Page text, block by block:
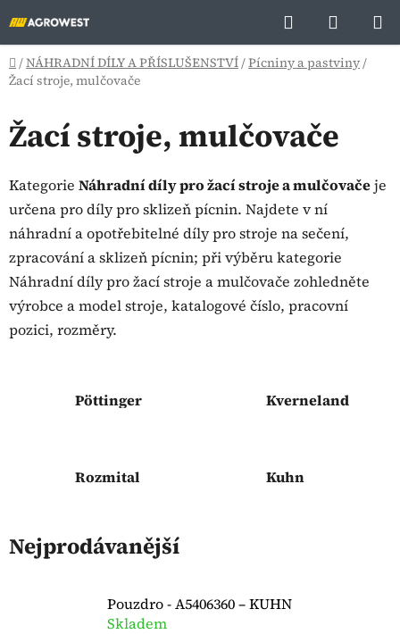
na
obsah
Hledat
KOŠÍK
Domů
/NÁHRADNÍ DÍLY A PŘÍSLUŠENSTVÍ/Pícniny a pastviny/
Žací stroje, mulčovače
Žací stroje, mulčovače
Kategorie Náhradní díly pro žací stroje a mulčovačeje
určena pro díly pro sklizeň pícnin. Najdete v ní
náhradní a opotřebitelné díly pro stroje na sečení,
zpracování a sklizeň pícnin; při výběru kategorie
Náhradní díly pro žací stroje a mulčovače zohledněte
výrobce a model stroje, katalogové číslo, pracovní
pozici, rozměry.
Pöttinger Kverneland
Rozmital Kuhn
Nejprodávanější
Pouzdro - A5406360 – KUHN
Skladem